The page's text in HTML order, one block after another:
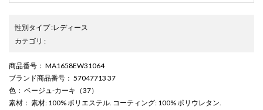
性別タイプ:レディース
カテゴリ :
商品番号 ： MA1658EW31064
ブランド商品番号 ： 57047713 37
色 ： ベージュ-カーキ（37）
素材 ： 素材: 100% ポリエステル. コーティング: 100% ポリウレタン.